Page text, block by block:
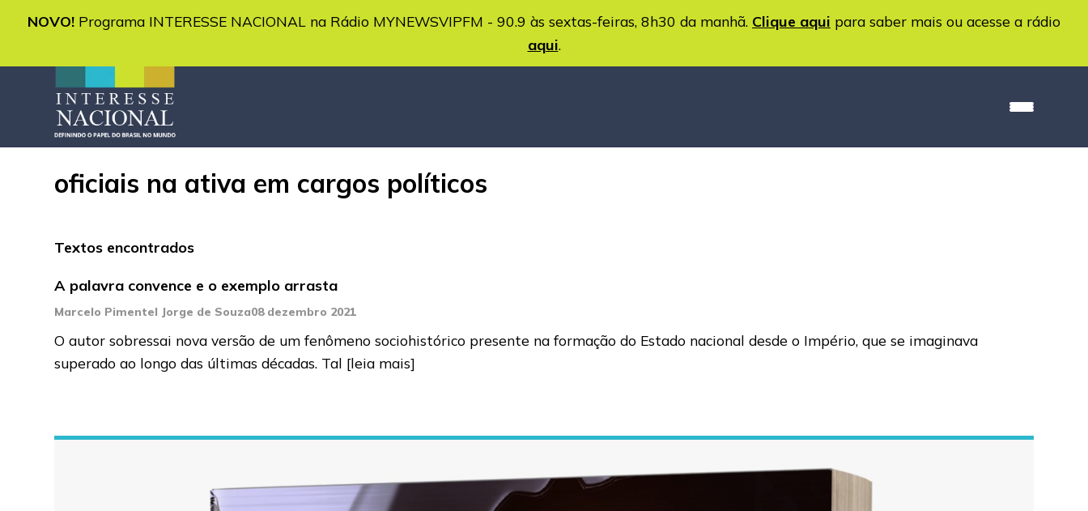
NOVO! Programa INTERESSE NACIONAL na Rádio MYNEWSVIPFM - 90.9 às sextas-feiras, 8h30 da manhã. Clique aqui para saber mais ou acesse a rádio
aqui.
oficiais na ativa em cargos políticos
Textos encontrados
A palavra convence e o exemplo arrasta
Marcelo Pimentel Jorge de Souza08 dezembro 2021
O autor sobressai nova versão de um fenômeno sociohistórico presente na formação do Estado nacional desde o Império, que se imaginava
superado ao longo das últimas décadas. Tal [leia mais]